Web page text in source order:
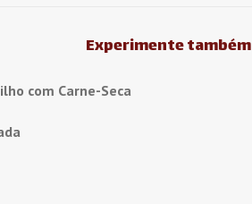
Experimente também
com Carne-Seca